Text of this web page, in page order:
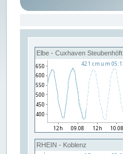
Elbe - Cuxhaven Steubenhöft
RHEIN - Koblenz